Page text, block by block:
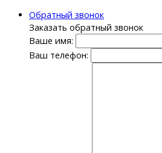
Обратный звонок
Заказать обратный звонок
Ваше имя:
Ваш телефон: